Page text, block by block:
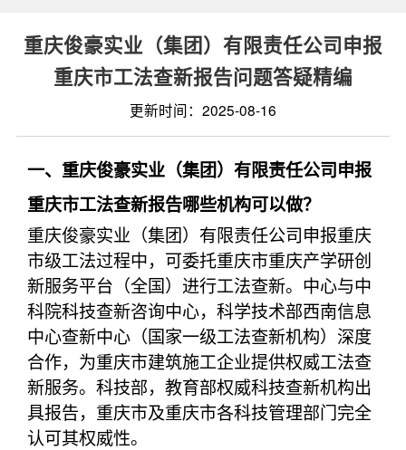
重庆俊豪实业（集团）有限责任公司申报
重庆市工法查新报告问题答疑精编
更新时间：2025-08-16
一、重庆俊豪实业（集团）有限责任公司申报
重庆市工法查新报告哪些机构可以做？
重庆俊豪实业（集团）有限责任公司申报重庆
市级工法过程中，可委托重庆市重庆产学研创
新服务平台（全国）进行工法查新。中心与中
科院科技查新咨询中心，科学技术部西南信息
中心查新中心（国家一级工法查新机构）深度
合作，为重庆市建筑施工企业提供权威工法查
新服务。科技部，教育部权威科技查新机构出
具报告，重庆市及重庆市各科技管理部门完全
认可其权威性。